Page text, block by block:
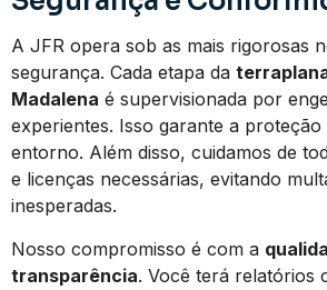
A JFR opera sob as mais rigorosas
segurança. Cada etapa da
Madalena é supervisionada por
experientes. Isso garante a proteção
entorno. Além disso, cuidamos de
e licenças necessárias, evitando
inesperadas.
Nosso compromisso é com a
transparência. Você terá relatórios